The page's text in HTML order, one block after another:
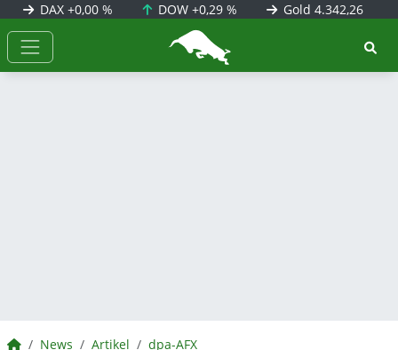
DAX +0,00 % DOW+0,29 % Gold 4.342,26
BörsenNEWS.de
BörsenNEWS.de
News Artikel dpa-AFX